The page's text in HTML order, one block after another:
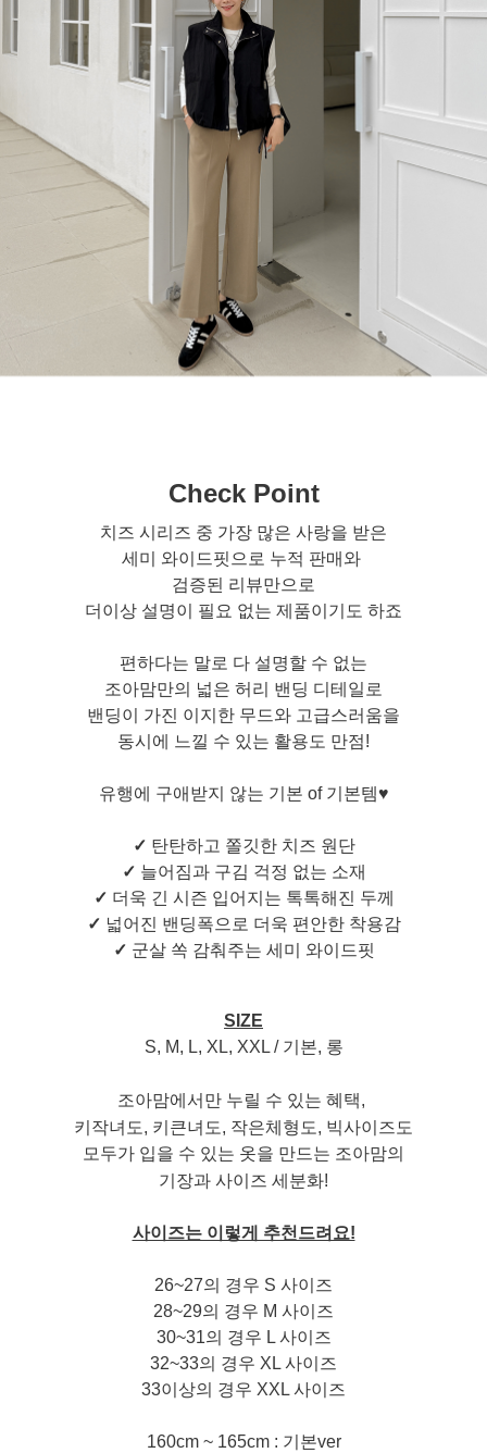
Check Point
치즈 시리즈 중 가장 많은 사랑을 받은
세미 와이드핏으로 누적 판매와
검증된 리뷰만으로
더이상 설명이 필요 없는 제품이기도 하죠
편하다는 말로 다 설명할 수 없는
조아맘만의 넓은 허리 밴딩 디테일로
밴딩이 가진 이지한 무드와 고급스러움을
동시에 느낄 수 있는 활용도 만점!
유행에 구애받지 않는 기본 of 기본템♥
✓ 탄탄하고 쫄깃한 치즈 원단
✓ 늘어짐과 구김 걱정 없는 소재
✓ 더욱 긴 시즌 입어지는 톡톡해진 두께
✓ 넓어진 밴딩폭으로 더욱 편안한 착용감
✓ 군살 쏙 감춰주는 세미 와이드핏
SIZE
S, M, L, XL, XXL / 기본, 롱
조아맘에서만 누릴 수 있는 혜택,
키작녀도, 키큰녀도, 작은체형도, 빅사이즈도
모두가 입을 수 있는 옷을 만드는 조아맘의
기장과 사이즈 세분화!
사이즈는 이렇게 추천드려요!
26~27의 경우 S 사이즈
28~29의 경우 M 사이즈
30~31의 경우 L 사이즈
32~33의 경우 XL 사이즈
33이상의 경우 XXL 사이즈
160cm ~ 165cm : 기본ver